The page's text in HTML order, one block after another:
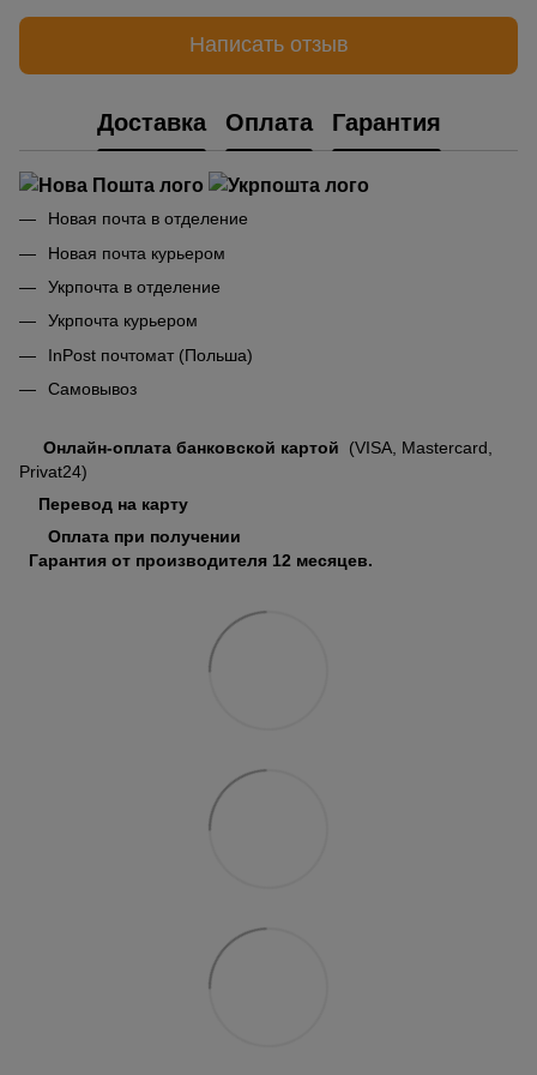
Написать отзыв
Доставка Оплата Гарантия
Новая почта в отделение
Новая почта курьером
Укрпочта в отделение
Укрпочта курьером
InPost почтомат (Польша)
Самовывоз
Онлайн-оплата банковской картой
(VISA, Mastercard,
Privat24)
Перевод на карту
Оплата при получении
Гарантия от производителя 12 месяцев.